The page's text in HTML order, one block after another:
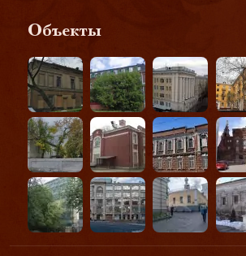
Объекты